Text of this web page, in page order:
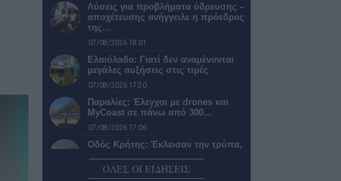
Λύσεις για προβλήματα ύδρευσης –
αποχέτευσης ανήγγειλε η πρόεδρος
της…
07/08/2026 18:01
Ελαιόλαδο: Γιατί δεν αναμένονται
μεγάλες αυξήσεις στις τιμές
07/08/2026 17:30
Παραλίες: Έλεγχοι με drones και
MyCoast σε πάνω από 300…
07/08/2026 17:06
Οδός Κρήτης: Έκλεισαν την τρύπα,
07/08/2026 17:01
ΟΛΕΣ ΟΙ ΕΙΔΗΣΕΙΣ